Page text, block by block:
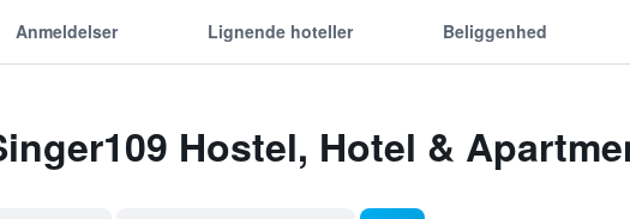
Anmeldelser Lignende hoteller Beliggenhed
Hostel, Hotel &